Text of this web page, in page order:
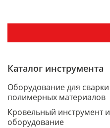
Каталог инструмента
Оборудование для сварки
полимерных материалов
Кровельный инструмент и
оборудование